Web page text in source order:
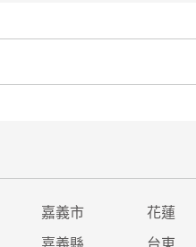
嘉義市 花蓮
嘉義縣 台東